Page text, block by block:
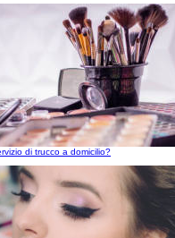
di trucco a domicilio?